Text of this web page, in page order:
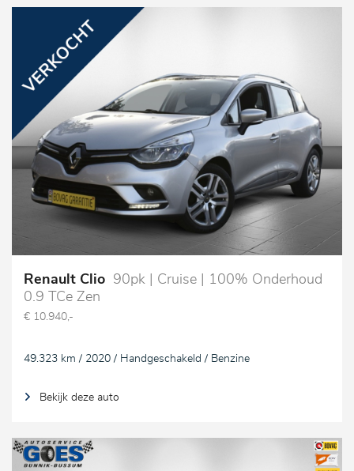
Renault Clio
90pk | Cruise | 100% Onderhoud
0.9 TCe Zen
€ 10.940,-
49.323 km / 2020 / Handgeschakeld / Benzine
Bekijk deze auto